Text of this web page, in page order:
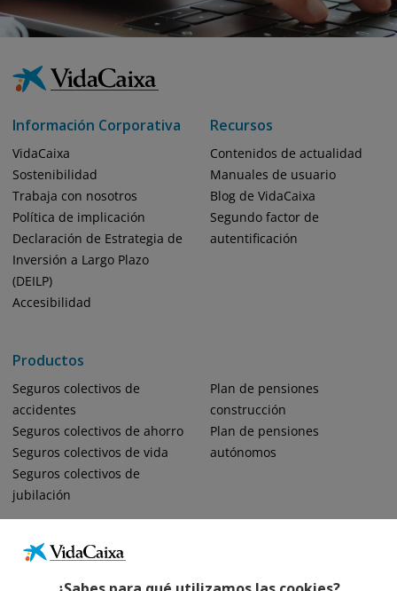
Información Corporativa
VidaCaixa
Sostenibilidad
Trabaja con nosotros
Política de implicación
Declaración de Estrategia de
Inversión a Largo Plazo
(DEILP)
Accesibilidad
Productos
Seguros colectivos de
accidentes
Seguros colectivos de ahorro
Seguros colectivos de vida
Seguros colectivos de
jubilación
Plan de pensiones
construcción
Plan de pensiones
autónomos
Recursos
Contenidos de actualidad
Manuales de usuario
Blog de VidaCaixa
Segundo factor de
autentificación